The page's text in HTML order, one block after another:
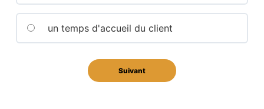
un temps d'accueil du client